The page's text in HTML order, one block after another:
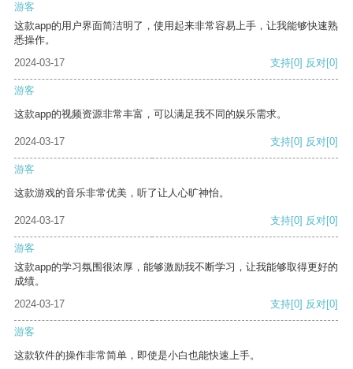
游客
这款app的用户界面简洁明了，使用起来非常容易上手，让我能够快速熟
悉操作。
2024-03-17
支持[0] 反对[0]
游客
这款app的视频资源非常丰富，可以满足我不同的娱乐需求。
2024-03-17 支持[0] 反对[0]
游客
这款游戏的音乐非常优美，听了让人心旷神怡。
2024-03-17 支持[0] 反对[0]
游客
这款app的学习氛围很浓厚，能够激励我不断学习，让我能够取得更好的
成绩。
2024-03-17
支持[0] 反对[0]
游客
这款软件的操作非常简单，即使是小白也能快速上手。